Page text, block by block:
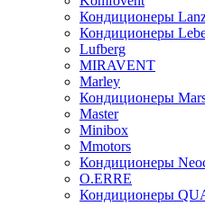
Кондиционеры
Кондиционеры
Lufberg
MIRAVENT
Marley
Кондиционеры
Master
Minibox
Mmotors
Кондиционеры
O.ERRE
Кондиционеры